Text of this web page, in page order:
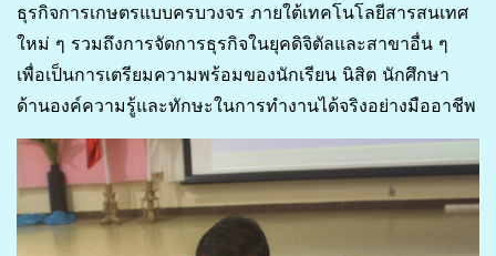
ธุรกิจการเกษตรแบบครบวงจร ภายใต้เทคโนโลยีสารสนเทศ
ใหม่ ๆ รวมถึงการจัดการธุรกิจในยุคดิจิตัลและสาขาอื่น ๆ
เพื่อเป็นการเตรียมความพร้อมของนักเรียน นิสิต นักศึกษา
ด้านองค์ความรู้และทักษะในการทำงานได้จริงอย่างมืออาชีพ